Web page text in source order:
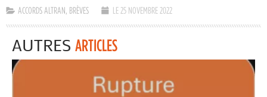
ACCORDS ALTRAN, BRÈVES LE 25 NOVEMBRE 2022
AUTRES ARTICLES